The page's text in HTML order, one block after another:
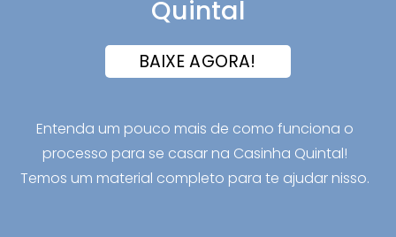
Quintal
BAIXE AGORA!
Entenda um pouco mais de como funciona o
processo para se casar na Casinha Quintal!
Temos um material completo para te ajudar nisso.